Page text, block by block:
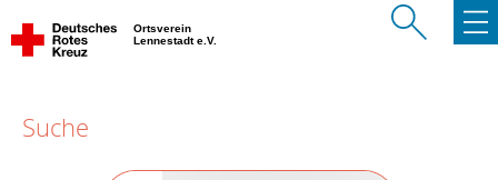
Ortsverein
Lennestadt e.V.
Suche